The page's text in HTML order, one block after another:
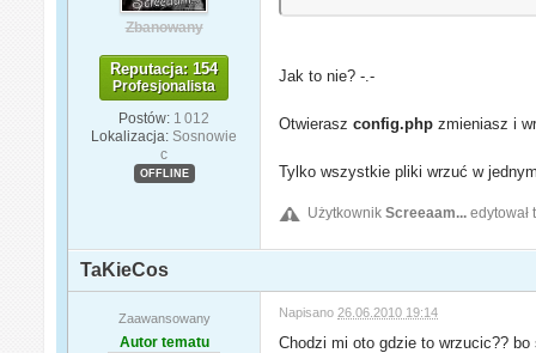
Zbanowany
Reputacja: 154
Profesjonalista
Postów: 1 012
Lokalizacja: Sosnowie
c
OFFLINE
Jak to nie? -.-
Otwieraszconfig.php zmieniasz i
Tylko wszystkie pliki wrzuć w
UżytkownikScreeaam... edytował
TaKieCos
Zaawansowany
Autor tematu
Napisano 26.06.2010 19:14
Chodzi mi oto gdzie to wrzucic??